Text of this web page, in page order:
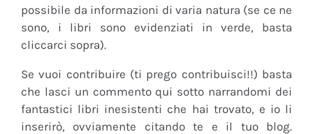
possibile da informazioni di varia natura (se ce ne
sono, i libri sono evidenziati in verde, basta
cliccarci sopra).
Se vuoi contribuire (ti prego contribuisci!!) basta
che lasci un commento qui sotto narrandomi dei
fantastici libri inesistenti che hai trovato, e io li
inserirò, ovviamente citando te e il tuo blog.